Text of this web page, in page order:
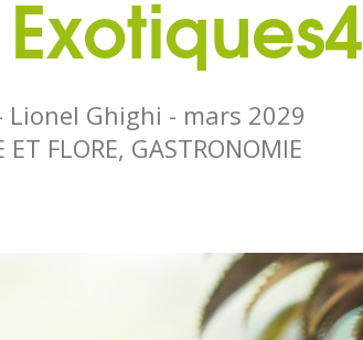
Lionel Ghighi - mars 2029
ET FLORE, GASTRONOMIE